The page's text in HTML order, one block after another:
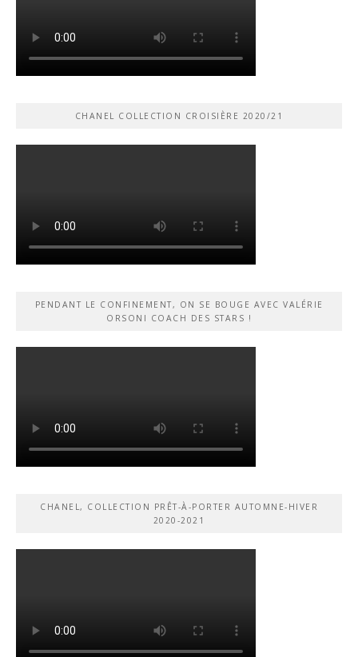
CHANEL COLLECTION CROISIÈRE 2020/21
PENDANT LE CONFINEMENT, ON SE BOUGE AVEC VALÉRIE
ORSONI COACH DES STARS !
CHANEL, COLLECTION PRÊT-À-PORTER AUTOMNE-HIVER
2020-2021